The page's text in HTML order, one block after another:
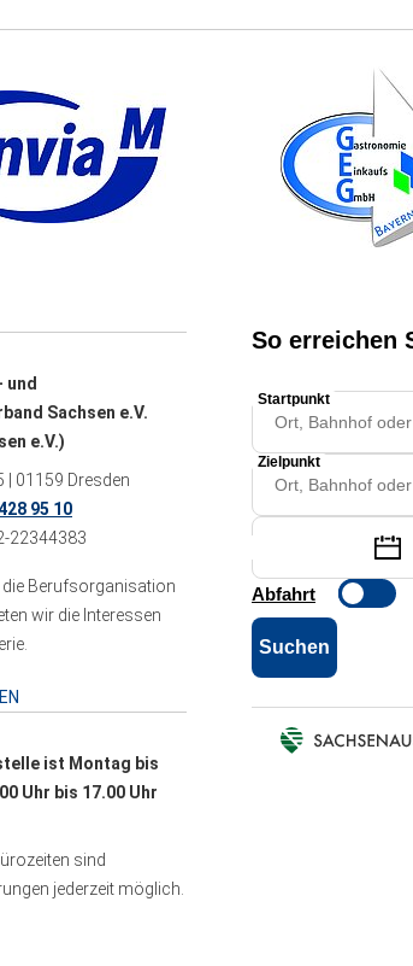
und
Sachsen e.V.
e.V.)
| 01159 Dresden
95 10
22344383
die Berufsorganisation
wir die Interessen
ist Montag bis
Uhr bis 17.00 Uhr
sind
jederzeit möglich.